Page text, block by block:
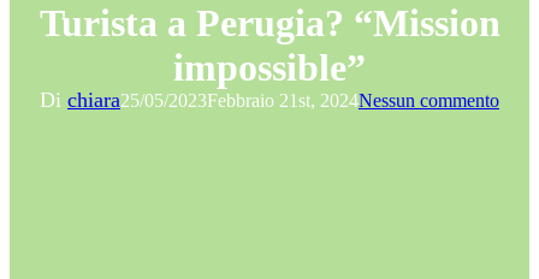
Turista a Perugia? “Mission
impossible”
Di chiara25/05/2023Febbraio 21st, 2024Nessun commento